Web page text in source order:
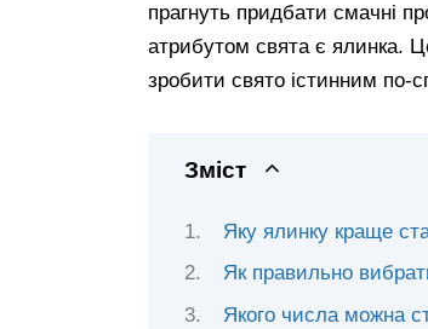
прагнуть придбати смачні
атрибутом свята є ялинка.
зробити свято істинним по-
Зміст
Яку ялинку краще
Як правильно
Якого числа можна